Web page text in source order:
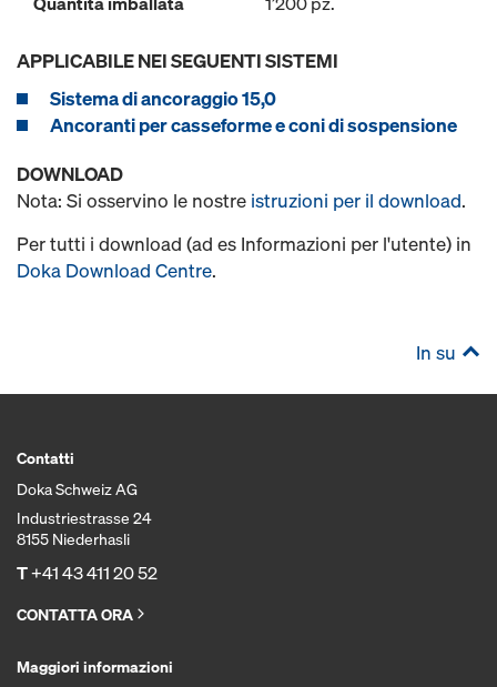
APPLICABILE NEI SEGUENTI SISTEMI
Sistema di ancoraggio 15,0
Ancoranti per casseforme e coni di sospensione
DOWNLOAD
Nota: Si osservino le nostre istruzioni per il download.
Per tutti i download (ad es Informazioni per l'utente) in
Doka Download Centre.
In su
Contatti
Doka Schweiz AG
Industriestrasse 24
8155 Niederhasli
T+41 43 411 20 52
CONTATTA ORA
Maggiori informazioni